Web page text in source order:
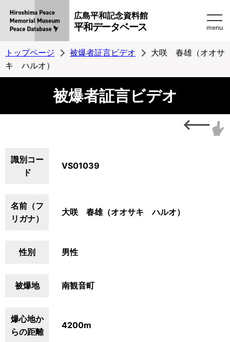
広島平和記念資料館
平和データベース menu
トップページ 被爆者証言ビデオ
大咲 春雄（オオサ
キ ハルオ）
被爆者証言ビデオ
識別コー
ド
VS01039
名前（フ
リガナ）
大咲 春雄（オオサキ ハルオ）
性別 男性
被爆地 南観音町
爆心地か
らの距離
4200m